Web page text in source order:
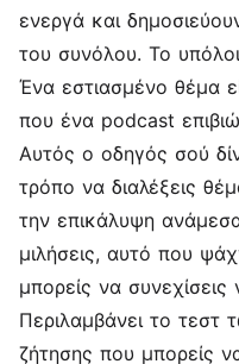
ενεργά και
του συνόλου. Το
Ένα εστιασμένο θέμα
που ένα podcast
Αυτός ο οδηγός σού
τρόπο να διαλέξεις
την επικάλυψη
μιλήσεις, αυτό που
μπορείς να συνεχίσεις
Περιλαμβάνει το τεστ
ζήτησης που μπορείς